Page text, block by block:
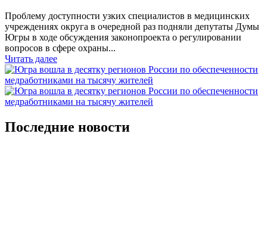
Проблему доступности узких специалистов в медицинских
учреждениях округа в очередной раз подняли депутаты Думы
Югры в ходе обсуждения законопроекта о регулировании
вопросов в сфере охраны...
Читать далее
Последние новости